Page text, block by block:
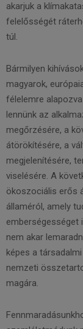
akarjuk a
felelősségét
túl.
Bármilyen
magyarok,
félelemre
lennünk az
megőrzésére, a
átörökítésére, a
megjelenítésére,
viselésére. A
ökoszociális erős
államéról, amely
emberségességet
nem akar
képes a
nemzeti
magára.